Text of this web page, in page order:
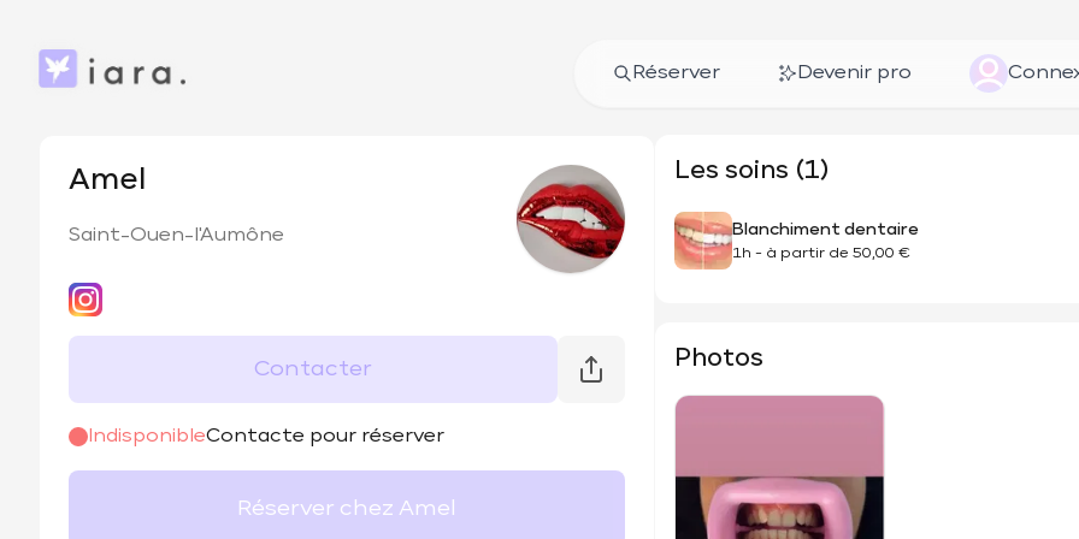
Réserver Devenir pro
Amel
Saint-Ouen-l'Aumône
Contacter
IndisponibleContacte pour réserver
Réserver chez Amel
Les soins (1)
Blanchiment dentaire
1h - à partir de 50,00 €
Photos